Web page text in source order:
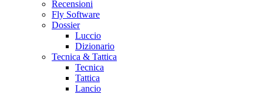
Recensioni
Fly Software
Dossier
Luccio
Dizionario
Tecnica & Tattica
Tecnica
Tattica
Lancio